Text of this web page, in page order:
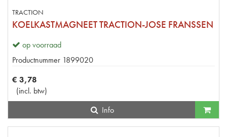
TRACTION
KOELKASTMAGNEET TRACTION-JOSE FRANSSEN
op voorraad
Productnummer 1899020
€ 3,78
(incl. btw)
Info